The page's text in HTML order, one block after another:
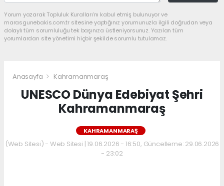
Yorum yazarak Topluluk Kuralları’nı kabul etmiş bulunuyor ve
marasgunebakis.com.tr sitesine yaptığınız yorumunuzla ilgili doğrudan veya
dolaylı tüm sorumluluğu tek başınıza üstleniyorsunuz. Yazılan tüm
yorumlardan site yönetimi hiçbir şekilde sorumlu tutulamaz.
Anasayfa Kahramanmaraş
UNESCO Dünya Edebiyat Şehri
Kahramanmaraş
KAHRAMANMARAŞ
(Web Sitesi) - Web Sitesi | 19.06.2026 - 16:50, Güncelleme: 29.06.2026
- 23:02